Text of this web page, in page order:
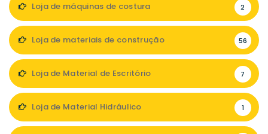
Loja de máquinas de costura 2
Loja de materiais de construção 56
Loja de Material de Escritório 7
Loja de Material Hidráulico 1